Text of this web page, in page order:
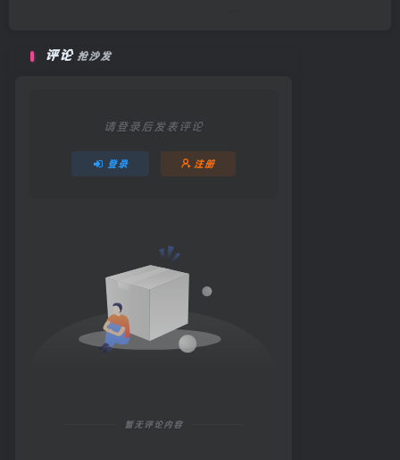
评论 抢沙发
请登录后发表评论
登录 注册
暂无评论内容